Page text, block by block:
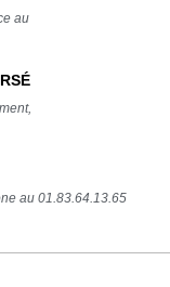
au
au 01.83.64.13.65